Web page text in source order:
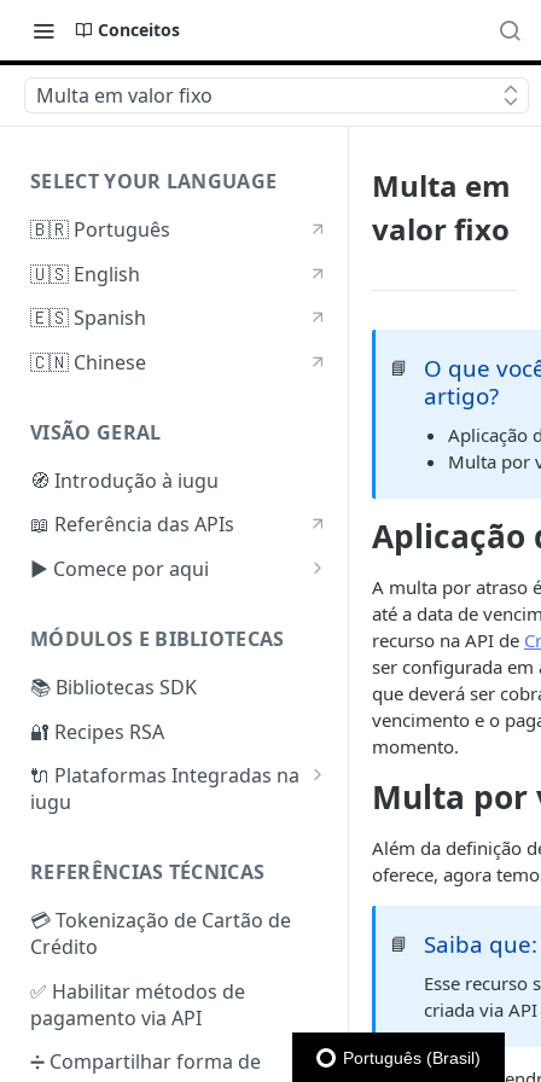
Conceitos
Multa em valor fixo
SELECT YOUR LANGUAGE
🇧🇷 Português
🇺🇸 English
🇪🇸 Spanish
🇨🇳 Chinese
VISÃO GERAL
🧭 Introdução à iugu
📖 Referência das APIs
▶️ Comece por aqui
Criar, Verificar e Configurar
Subconta
Configurações Extras
Boleto Bancário —
Configurações Extras
Faturas
Split de Pagamentos
Checkout Transparente e
Tokens de Cartão de Crédito
Zero Auth
Cobrança Recorrente
(Assinaturas)
Recursos Extras — Cobrança
Recorrente (Assinaturas)
Cobrança Direta
Cobrança simples — Cartão
de Crédito
Gatilhos da iugu
MÓDULOS E BIBLIOTECAS
📚 Bibliotecas SDK
🔐 Recipes RSA
🔌 Plataformas Integradas na
iugu
Configurando conector iugu
WooCommerce
Configurações do Plugin
WooCommerce iugu 3.2.5+
Funcionalidades do plugin
WooCommerce iugu 3.2.0+
Soluções de problemas
Shopify
Configuração do plugin
Plataformas Parceiras
Módulos Parceiros
REFERÊNCIAS TÉCNICAS
💳 Tokenização de Cartão de
Crédito
✅ Habilitar métodos de
pagamento via API
➗ Compartilhar forma de
Multa em
valor fixo
📘
O que
artigo?
Aplicação
Multa por
Aplicação
A multa por atraso
até a data de
recurso na API de
ser configurada
que deverá ser
vencimento e o
momento.
Multa por
Além da definição
oferece, agora
📘 Saiba que:
Esse recurso
criada via API
Português (Brasil)